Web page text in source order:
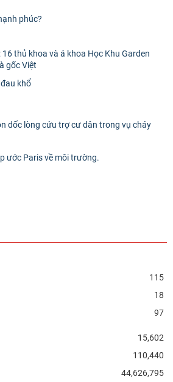
phúc?
16 thủ khoa và á khoa Học Khu Garden
gốc Việt
khổ
dốc lòng cứu trợ cư dân trong vụ cháy
ước Paris về môi trường.
115
18
97
15,602
110,440
44,626,795